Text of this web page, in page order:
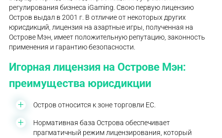
регулирования бизнеса iGaming. Свою первую лицензию
Остров выдал в 2001 г. В отличие от некоторых других
юрисдикций, лицензия на азартные игры, полученная на
Острове Мэн, имеет положительную репутацию, законность
применения и гарантию безопасности.
Игорная лицензия на Острове Мэн:
преимущества юрисдикции
Остров относится к зоне торговли ЕС.
Нормативная база Острова обеспечивает
прагматичный режим лицензирования, который